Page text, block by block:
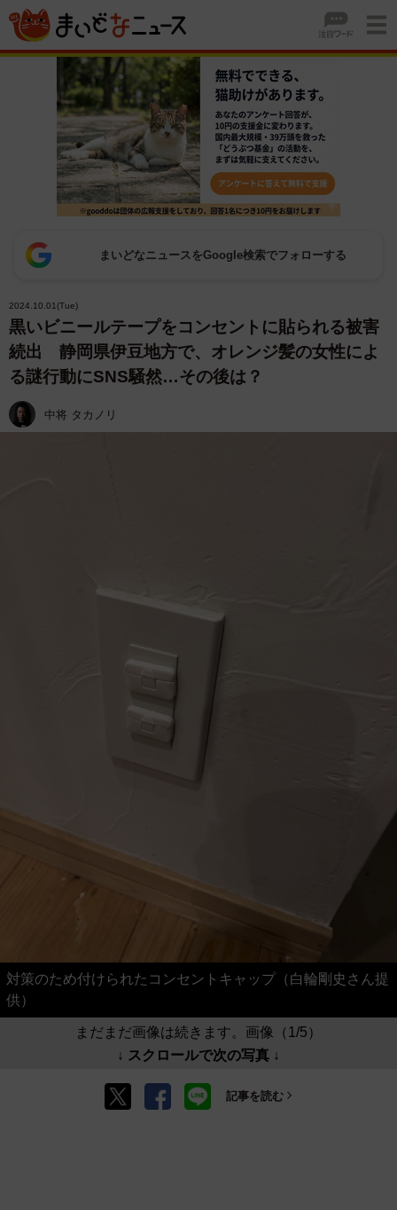
まいどなニュースをGoogle検索でフォローする
2024.10.01(Tue)
黒いビニールテープをコンセントに貼られる被害
続出 静岡県伊豆地方で、オレンジ髪の女性によ
る謎行動にSNS騒然…その後は？
中将 タカノリ
対策のため付けられたコンセントキャップ（白輪剛史さん提
供）
まだまだ画像は続きます。画像（1/5）
↓ スクロールで次の写真 ↓
記事を読む